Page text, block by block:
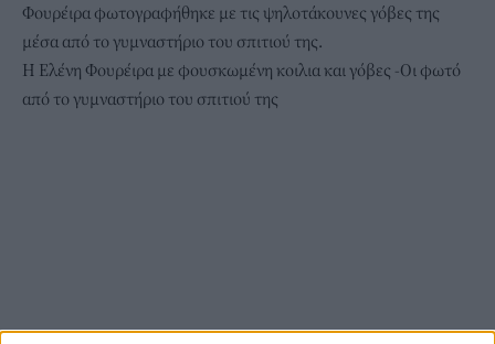
Φουρέιρα φωτογραφήθηκε με τις ψηλοτάκουνες γόβες της
μέσα από το γυμναστήριο του σπιτιού της.
H Ελένη Φουρέιρα με φουσκωμένη κοιλια και γόβες -Οι φωτό
από το γυμναστήριο του σπιτιού της